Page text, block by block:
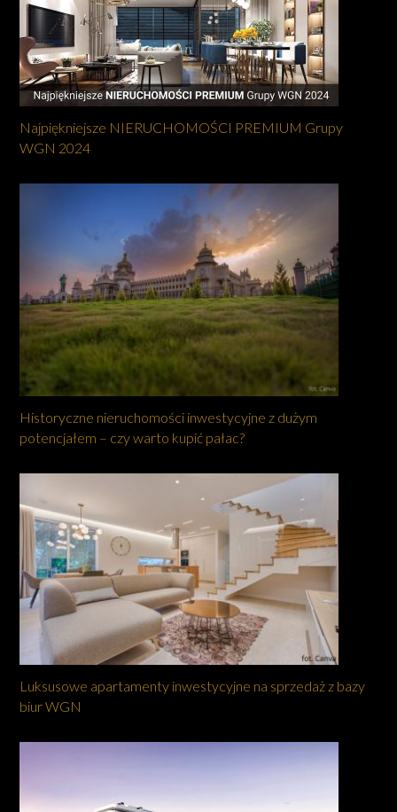
Najpiękniejsze NIERUCHOMOŚCI PREMIUM Grupy
WGN 2024
Historyczne nieruchomości inwestycyjne z dużym
potencjałem – czy warto kupić pałac?
Luksusowe apartamenty inwestycyjne na sprzedaż z bazy
biur WGN